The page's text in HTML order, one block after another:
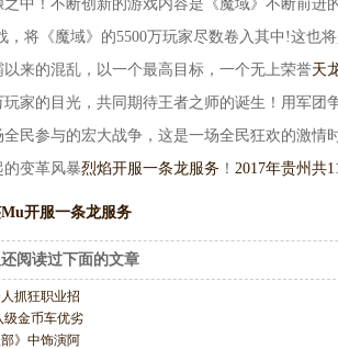
中！不断创新的游戏内容是《魔域》不断前
，将《魔域》的5500万玩家尽数卷入其中!这也
来的混乱，以一个最高目标，一个无上荣誉天
家的目光，共同期待王者之师的诞生！用军
民参与的宏大战争，这是一场全民狂欢的激情
变革风暴烈焰开服一条龙服务 ！ 2017年贵州共
开服一条龙服务
阅读过下面的文章
抓狂职业招
级金币车优劣
》中饰演阿